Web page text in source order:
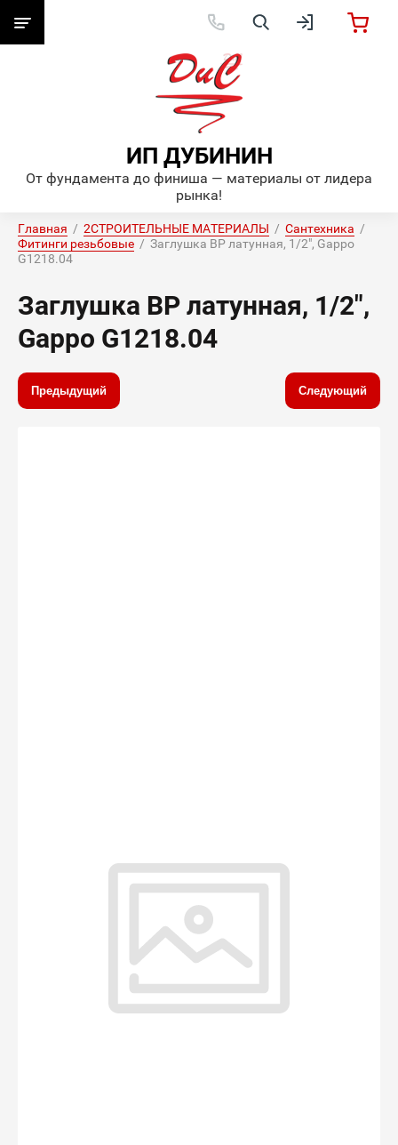
ИП ДУБИНИН
От фундамента до финиша — материалы от лидера
рынка!
Главная
  /
2СТРОИТЕЛЬНЫЕ МАТЕРИАЛЫ
  /
Сантехника
Фитинги резьбовые
  /  Заглушка BР латунная, 1/2", Gappo
G1218.04
Заглушка BР латунная, 1/2",
Gappo G1218.04
Предыдущий Следующий